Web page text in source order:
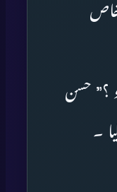
؟” حسن
۔